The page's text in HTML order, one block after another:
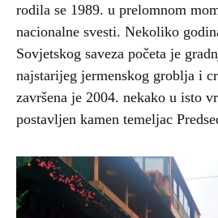
rodila se 1989. u prelomnom
nacionalne svesti. Nekoliko
Sovjetskog saveza početa je
najstarijeg jermenskog groblja i
završena je 2004. nekako u isto
postavljen kamen temeljac